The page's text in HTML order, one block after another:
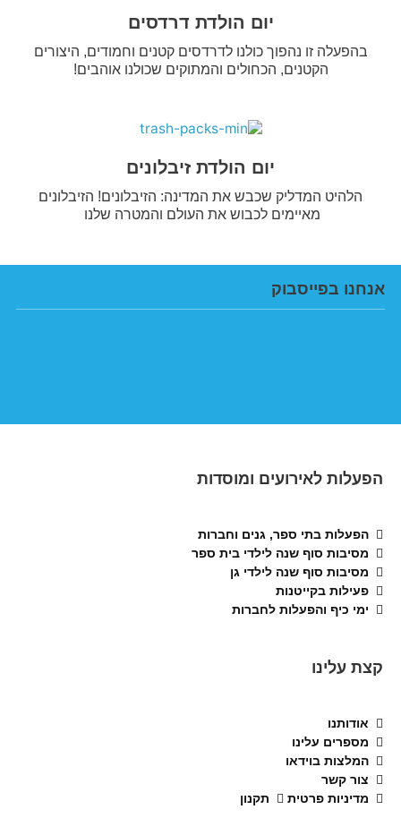
יום הולדת דרדסים
בהפעלה זו נהפוך כולנו לדרדסים קטנים וחמודים, היצורים
הקטנים, הכחולים והמתוקים שכולנו אוהבים!
יום הולדת זיבלונים
הלהיט המדליק שכבש את המדינה: הזיבלונים! הזיבלונים
מאיימים לכבוש את העולם והמטרה שלנו
אנחנו בפייסבוק
הפעלות לאירועים ומוסדות
הפעלות בתי ספר, גנים וחברות
מסיבות סוף שנה לילדי בית ספר
מסיבות סוף שנה לילדי גן
פעילות בקייטנות
ימי כיף והפעלות לחברות
קצת עלינו
אודותנו
מספרים עלינו
המלצות בוידאו
צור קשר
מדיניות פרטית
תקנון